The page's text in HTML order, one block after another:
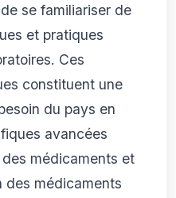
se familiariser de
et pratiques
Ces
constituent une
du pays en
avancées
médicaments et
des médicaments